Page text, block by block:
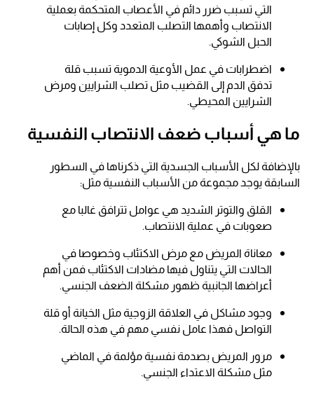
التي تسبب ضرر دائم في الأعصاب المتحكمة بعملية
الانتصاب وأهمها التصلب المتعدد وكل إصابات
الحبل الشوكي.
اضطرابات في عمل الأوعية الدموية تسبب قلة
تدفق الدم إلى القضيب مثل تصلب الشرايين ومرض
الشرايين المحيطي.
ما هي أسباب ضعف الانتصاب النفسية
بالإضافة لكل الأسباب الجسدية التي ذكرناها في السطور
السابقة يوجد مجموعة من الأسباب النفسية مثل:
القلق والتوتر الشديد هي عوامل تترافق غالبا مع
صعوبات في عملية الانتصاب.
معاناة المريض مع مرض الاكتئاب وخصوصا في
الحالات التي يتناول فيها مضادات الاكتئاب فمن أهم
أعراضها الجانبية ظهور مشكلة الضعف الجنسي.
وجود مشاكل في العلاقة الزوجية مثل الخيانة أو قلة
التواصل فهذا عامل نفسي مهم في هذه الحالة.
مرور المريض بصدمة نفسية مؤلمة في الماضي
مثل مشكلة الاعتداء الجنسي.